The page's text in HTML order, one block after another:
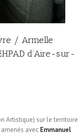
/ Armelle
d’Aire-sur-
Artistique) sur le territoire
avec Emmanuel